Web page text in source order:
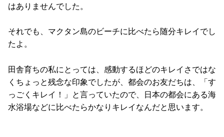
はありませんでした。
それでも、マクタン島のビーチに比べたら随分キレイでし
たよ。
田舎育ちの私にとっては、感動するほどのキレイさではな
くちょっと残念な印象でしたが、都会のお友だちは、「す
っごくキレイ！」と言っていたので、日本の都会にある海
水浴場などに比べたらかなりキレイなんだと思います。